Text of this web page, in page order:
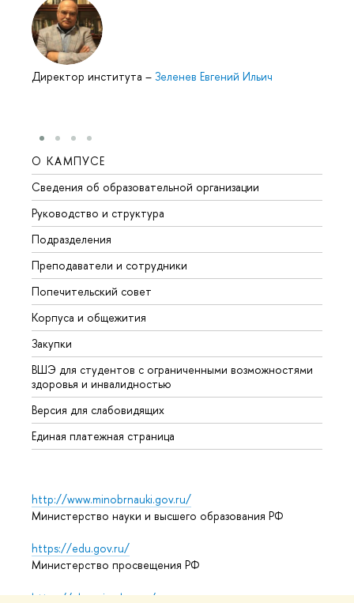
Директор института – Зеленев Евгений Ильич
О КАМПУСЕ
Сведения об образовательной организации
Руководство и структура
Подразделения
Преподаватели и сотрудники
Попечительский совет
Корпуса и общежития
Закупки
ВШЭ для студентов с ограниченными возможностями
здоровья и инвалидностью
Версия для слабовидящих
Единая платежная страница
http://www.minobrnauki.gov.ru/
Министерство науки и высшего образования РФ
https://edu.gov.ru/
Министерство просвещения РФ
https://elearning.hse.ru/mooc